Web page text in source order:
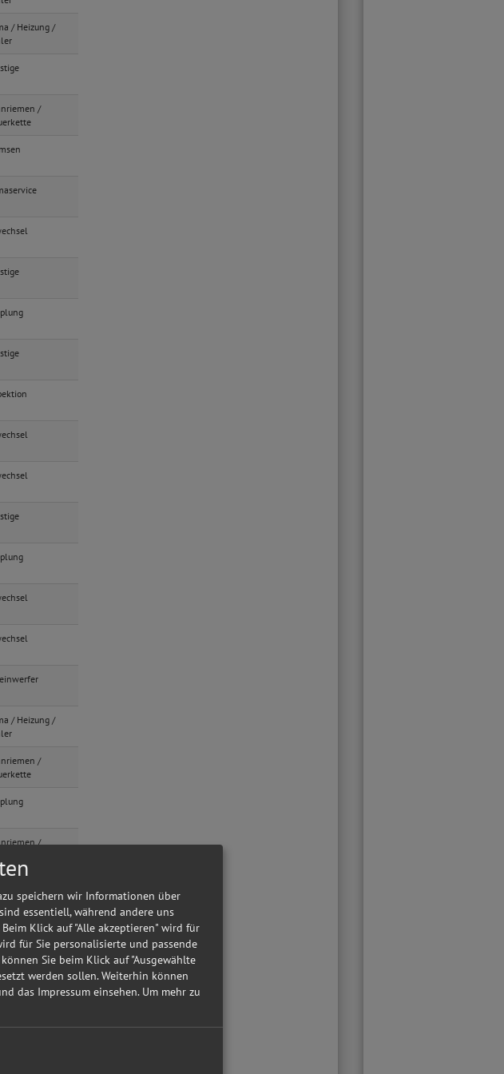
/ Heizung /
/
/ Heizung /
/
/
speichern wir Informationen über
essentiell, während andere uns
Klick auf "Alle akzeptieren" wird für
für Sie personalisierte und passende
Sie beim Klick auf "Ausgewählte
werden sollen. Weiterhin können
das Impressum einsehen. Um mehr zu